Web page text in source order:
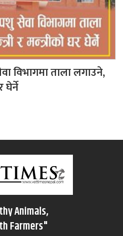
ताला लगाउने,
घेर्ने
Animals,
Farmers"